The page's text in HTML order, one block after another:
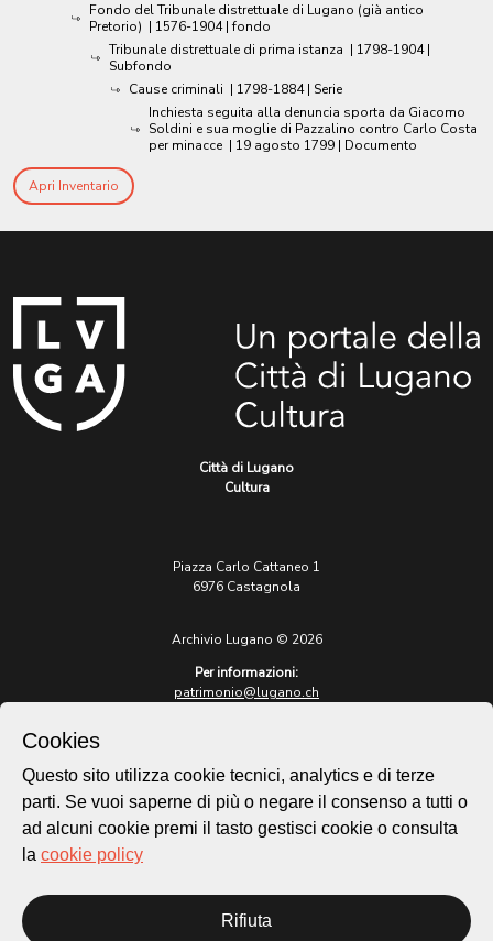
Fondo del Tribunale distrettuale di Lugano (già antico
Pretorio) | 1576-1904 | fondo
Tribunale distrettuale di prima istanza | 1798-1904 |
Subfondo
Cause criminali | 1798-1884 | Serie
Inchiesta seguita alla denuncia sporta da Giacomo
Soldini e sua moglie di Pazzalino contro Carlo Costa
per minacce | 19 agosto 1799 | Documento
Apri Inventario
Città di Lugano
Cultura
Piazza Carlo Cattaneo 1
6976 Castagnola
Archivio Lugano © 2026
Per informazioni:
patrimonio@lugano.ch
lugano.ch
Cookie policy
Homepage
Temi
Cookies
Questo sito utilizza cookie tecnici, analytics e di terze
parti. Se vuoi saperne di più o negare il consenso a tutti o
ad alcuni cookie premi il tasto gestisci cookie o consulta
la cookie policy
Rifiuta